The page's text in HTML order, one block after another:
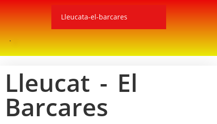
Lleucata-el-barcares
Lleucat - El
Barcares